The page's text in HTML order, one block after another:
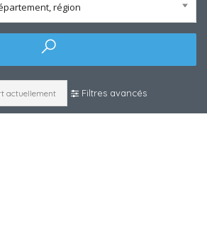
région
actuellement Filtres avancés